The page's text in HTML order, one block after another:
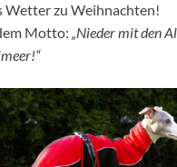
Wetter zu Weihnachten!
Motto: „Nieder mit den